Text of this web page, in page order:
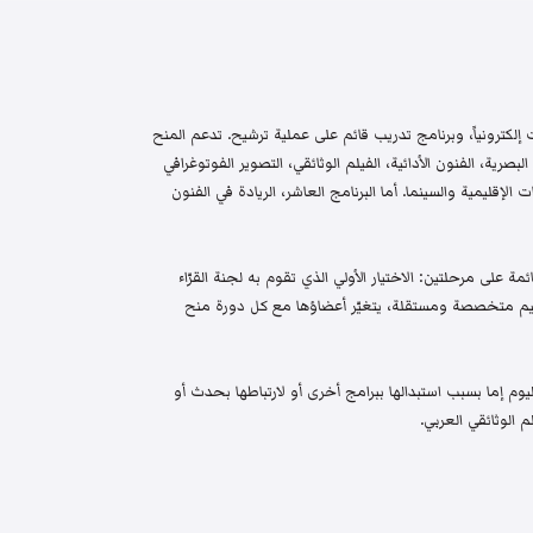
وبرنامج تدريب قائم على عملية ترشيح. تدعم المنح
الفنون الأدائية، الفيلم الوثائقي، التصوير الفوتوغرافي
والسينما. أما البرنامج العاشر، الريادة في الفنون
قائمة على مرحلتين: الاختيار الأولي الذي تقوم به لجنة القرّاء
متخصصة ومستقلة، يتغيّر أعضاؤها مع كل دورة منح
إما بسبب استبدالها ببرامج أخرى أو لارتباطها بحدث أو
الوثائقي العربي.